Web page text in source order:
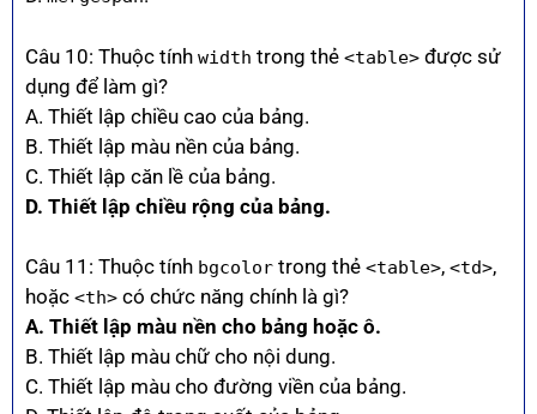
Câu 10: Thuộc tính width trong thẻ <table> được sử
dụng để làm gì?
A. Thiết lập chiều cao của bảng.
B. Thiết lập màu nền của bảng.
C. Thiết lập căn lề của bảng.
D. Thiết lập chiều rộng của bảng.
Câu 11: Thuộc tính bgcolor trong thẻ <table>, <td>,
hoặc <th> có chức năng chính là gì?
A. Thiết lập màu nền cho bảng hoặc ô.
B. Thiết lập màu chữ cho nội dung.
C. Thiết lập màu cho đường viền của bảng.